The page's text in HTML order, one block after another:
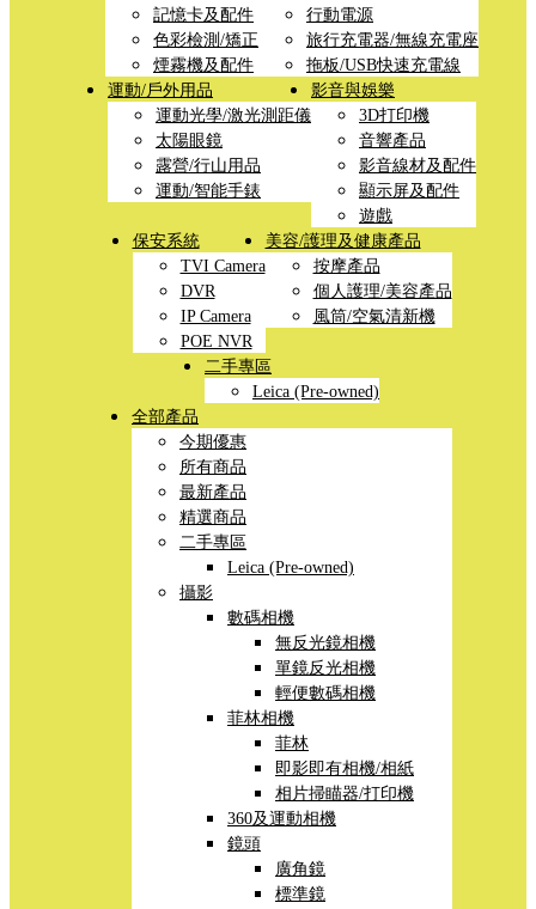
記憶卡及配件
色彩檢測/矯正
煙霧機及配件
行動電源
旅行充電器/無線充電座
拖板/USB快速充電線
運動/戶外用品
運動光學/激光測距儀
太陽眼鏡
露營/行山用品
運動/智能手錶
影音與娛樂
3D打印機
音響產品
影音線材及配件
顯示屏及配件
遊戲
保安系統
TVI Camera
DVR
IP Camera
POE NVR
美容/護理及健康產品
按摩產品
個人護理/美容產品
風筒/空氣清新機
二手專區
Leica (Pre-owned)
全部產品
今期優惠
所有商品
最新產品
精選商品
二手專區
Leica (Pre-owned)
攝影
數碼相機
無反光鏡相機
單鏡反光相機
輕便數碼相機
菲林相機
菲林
即影即有相機/相紙
相片掃瞄器/打印機
360及運動相機
鏡頭
廣角鏡
標準鏡